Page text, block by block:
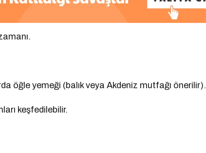
öğle yemeği (balık veya Akdeniz mutfağı önerilir).
keşfedilebilir.